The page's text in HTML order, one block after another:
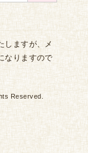
しますが、メ
なりますので
Reserved.